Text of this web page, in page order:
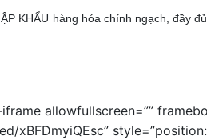
KHẨU hàng hóa chính ngạch, đầy
allowfullscreen=””
xBFDmyiQEsc”